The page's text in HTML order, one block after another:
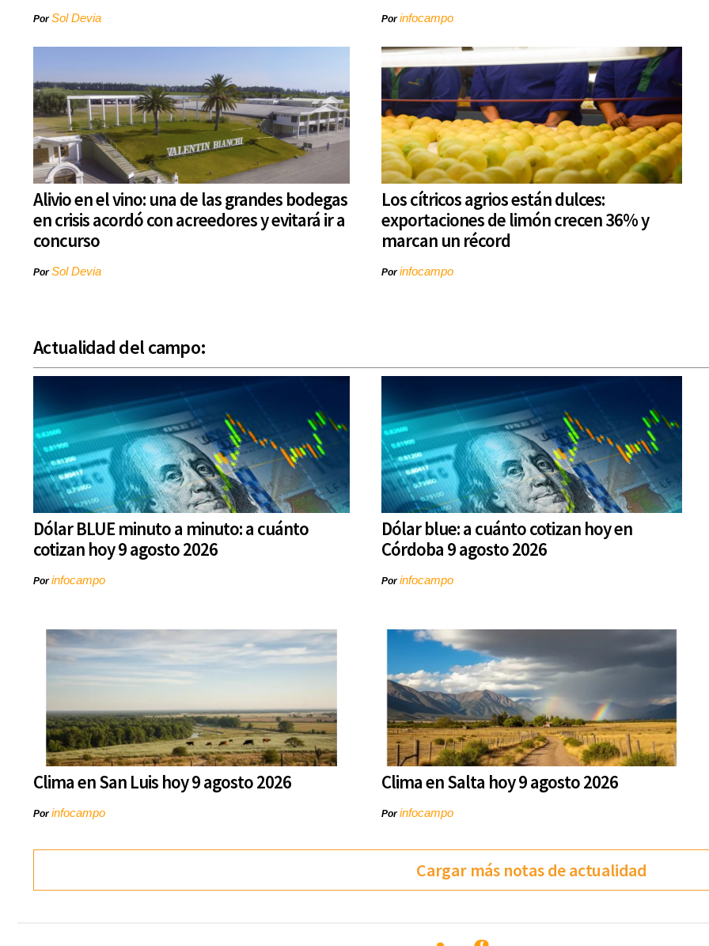
PorSol Devia Porinfocampo
Alivio en el vino: una de las grandes bodegas
en crisis acordó con acreedores y evitará ir a
concurso
PorSol Devia
Los cítricos agrios están dulces:
exportaciones de limón crecen 36% y
marcan un récord
Porinfocampo
Actualidad del campo:
Dólar BLUE minuto a minuto: a cuánto
cotizan hoy 9 agosto 2026
Porinfocampo
Dólar blue: a cuánto cotizan hoy en
Córdoba 9 agosto 2026
Porinfocampo
Clima en San Luis hoy 9 agosto 2026
Porinfocampo
Clima en Salta hoy 9 agosto 2026
Porinfocampo
Cargar más notas de actualidad